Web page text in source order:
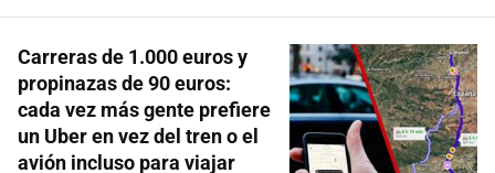
Carreras de 1.000 euros y
propinazas de 90 euros:
cada vez más gente prefiere
un Uber en vez del tren o el
avión incluso para viajar